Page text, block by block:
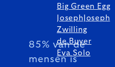
85% van de
mensen is
Big Green Egg
JosephJoseph
Zwilling
de Buyer
Eva Solo